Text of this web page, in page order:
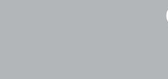
We're